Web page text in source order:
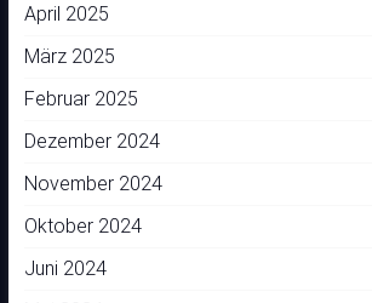
April 2025
März 2025
Februar 2025
Dezember 2024
November 2024
Oktober 2024
Juni 2024